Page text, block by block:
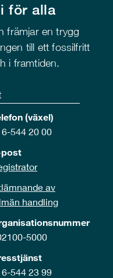
för alla
främjar en trygg
till ett fossilfritt
i framtiden.
(växel)
544 20 00
post
av
handling
5000
544 23 99